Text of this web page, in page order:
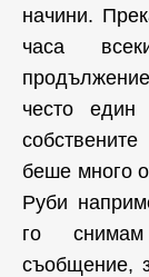
начини.
часа
често един
беше много
Руби
го
съобщение,